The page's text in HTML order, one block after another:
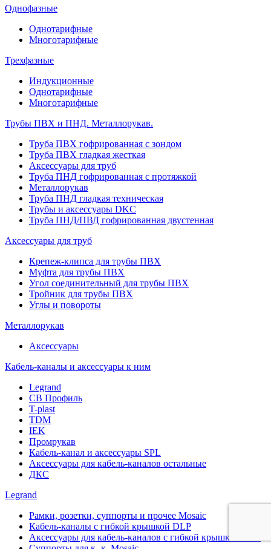
Однофазные
Однотарифные
Многотарифные
Трехфазные
Индукционные
Однотарифные
Многотарифные
Трубы ПВХ и ПНД. Металлорукав.
Труба ПВХ гофрированная с зондом
Труба ПВХ гладкая жесткая
Аксессуары для труб
Труба ПНД гофрированная с протяжкой
Металлорукав
Труба ПНД гладкая техническая
Трубы и аксессуары DKC
Труба ПНД/ПВД гофрированная двустенная
Аксессуары для труб
Крепеж-клипса для трубы ПВХ
Муфта для трубы ПВХ
Угол соединительный для трубы ПВХ
Тройник для трубы ПВХ
Углы и повороты
Металлорукав
Аксессуары
Кабель-каналы и аксессуары к ним
Legrand
СВ Профиль
T-plast
TDM
IEK
Промрукав
Кабель-канал и аксессуары SPL
Аксессуары для кабель-каналов остальные
ДКС
Legrand
Рамки, розетки, суппорты и прочее Mosaic
Кабель-каналы с гибкой крышкой DLP
Аксессуары для кабель-каналов с гибкой крышкой DLP